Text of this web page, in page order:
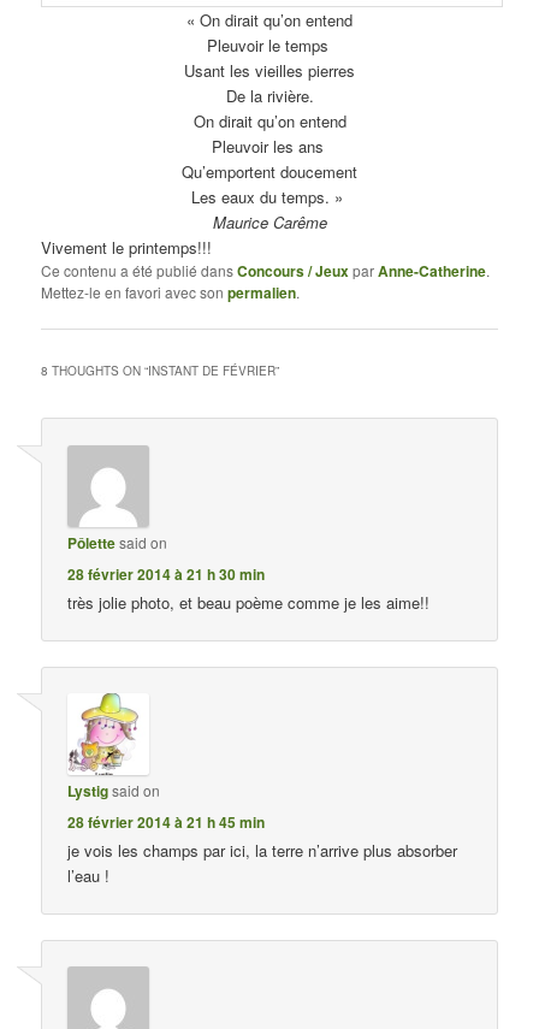
« On dirait qu’on entend
Pleuvoir le temps
Usant les vieilles pierres
De la rivière.
On dirait qu’on entend
Pleuvoir les ans
Qu’emportent doucement
Les eaux du temps. »
Maurice Carême
Vivement le printemps!!!
Ce contenu a été publié dansConcours / JeuxparAnne-Catherine.
Mettez-le en favori avec sonpermalien.
8 THOUGHTS ON “INSTANT DE FÉVRIER”
Pôlettesaid on
28 février 2014 à 21 h 30 min
très jolie photo, et beau poème comme je les aime!!
Lystigsaid on
28 février 2014 à 21 h 45 min
je vois les champs par ici, la terre n’arrive plus absorber
l’eau !